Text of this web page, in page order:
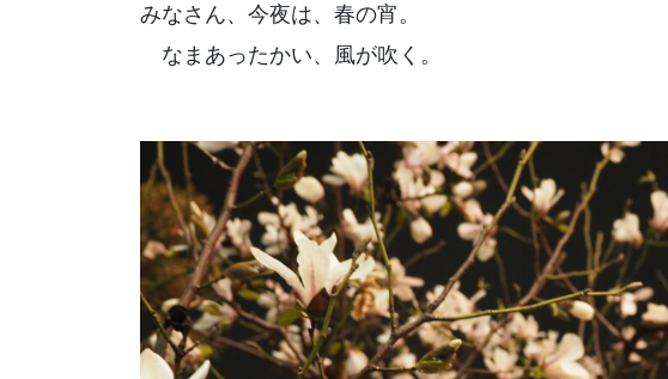
みなさん、今夜は、春の宵。
なまあったかい、風が吹く。